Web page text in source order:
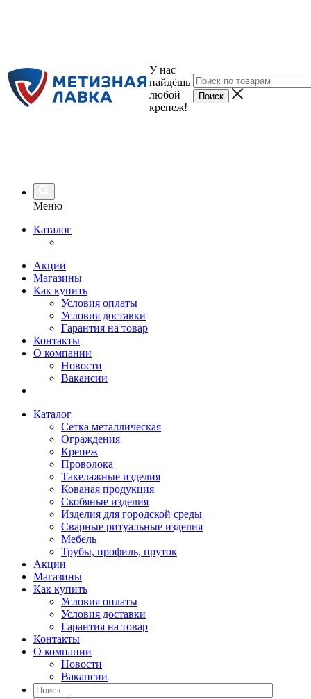
У нас
найдёшь
любой
крепеж!
Меню
Каталог
Акции
Магазины
Как купить
Условия оплаты
Условия доставки
Гарантия на товар
Контакты
О компании
Новости
Вакансии
Каталог
Сетка металлическая
Ограждения
Крепеж
Проволока
Такелажные изделия
Кованая продукция
Скобяные изделия
Изделия для городской среды
Сварные ритуальные изделия
Мебель
Трубы, профиль, пруток
Акции
Магазины
Как купить
Условия оплаты
Условия доставки
Гарантия на товар
Контакты
О компании
Новости
Вакансии